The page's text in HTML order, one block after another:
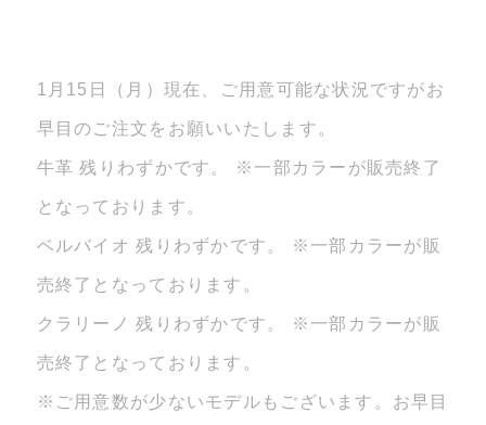
1月15日（月）現在、ご用意可能な状況ですがお
早目のご注文をお願いいたします。
牛革 残りわずかです。 ※一部カラーが販売終了
となっております。
ベルバイオ 残りわずかです。 ※一部カラーが販
売終了となっております。
クラリーノ 残りわずかです。 ※一部カラーが販
売終了となっております。
※ご用意数が少ないモデルもございます。お早目